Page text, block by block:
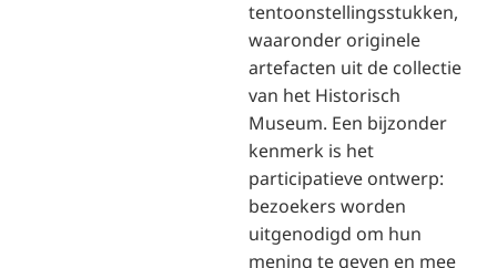
tentoonstellingsstukken,
waaronder originele
artefacten uit de collectie
van het Historisch
Museum. Een bijzonder
kenmerk is het
participatieve ontwerp:
bezoekers worden
uitgenodigd om hun
mening te geven en mee